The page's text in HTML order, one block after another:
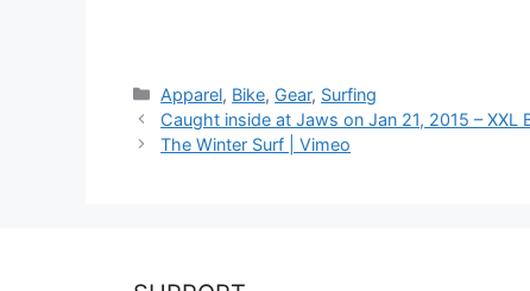
Catégories
Apparel, Bike, Gear, Surfing
Caught inside at Jaws on Jan 21, 2015 – XXL
The Winter Surf | Vimeo